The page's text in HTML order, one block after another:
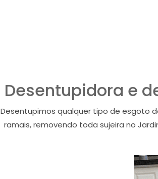
Desentupidora e
Desentupimos qualquer tipo de esgoto
ramais, removendo toda sujeira no